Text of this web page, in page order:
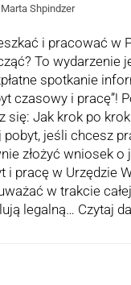
Marta Shpindzer
i pracować w
To wydarzenie
spotkanie
czasowy i pracę”!
się: Jak krok po
jeśli chcesz
złożyć wniosek o
i pracę w Urzędzie
w trakcie
legalną… Czytaj